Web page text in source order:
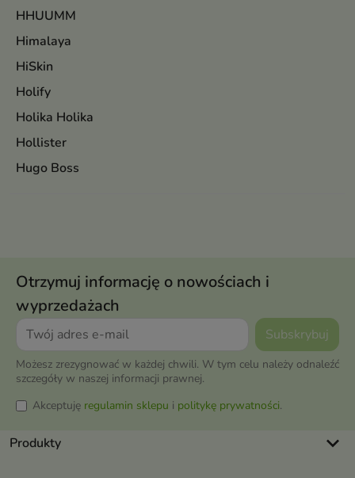
HHUUMM
Himalaya
HiSkin
Holify
Holika Holika
Hollister
Hugo Boss
Otrzymuj informację o nowościach i
wyprzedażach
Możesz zrezygnować w każdej chwili. W tym celu należy odnaleźć
szczegóły w naszej informacji prawnej.
Akceptuję regulamin sklepu i politykę prywatności.
Produkty keyboard_arrow_down